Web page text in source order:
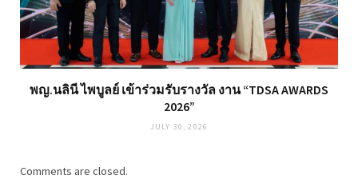
พญ.นลินี ไพบูลย์ เข้าร่วมรับรางวัล งาน “TDSA AWARDS
2026”
JULY 30, 2026
Comments are closed.